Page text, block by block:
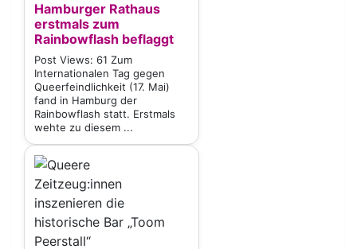
Hamburger Rathaus
erstmals zum
Rainbowflash beflaggt
Post Views: 61 Zum
Internationalen Tag gegen
Queerfeindlichkeit (17. Mai)
fand in Hamburg der
Rainbowflash statt. Erstmals
wehte zu diesem ...